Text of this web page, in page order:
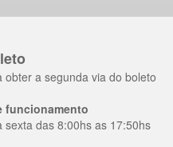
obter a segunda via do boleto
funcionamento
sexta das 8:00hs as 17:50hs